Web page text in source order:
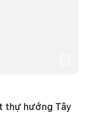
thự hướng Tây